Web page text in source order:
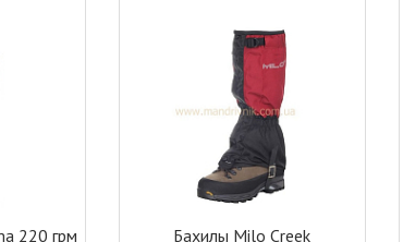
220 грм Бахилы Milo Creek